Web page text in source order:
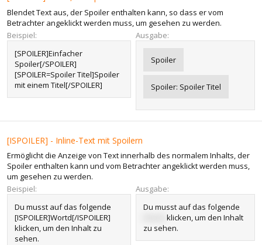
Blendet Text aus, der Spoiler enthalten kann, so dass er vom
Betrachter angeklickt werden muss, um gesehen zu werden.
Beispiel:
[SPOILER]Einfacher
Spoiler[/SPOILER]
[SPOILER=Spoiler Titel]Spoiler
mit einem Titel[/SPOILER]
Ausgabe:
Spoiler
Spoiler: Spoiler Titel
[ISPOILER] - Inline-Text mit Spoilern
Ermöglicht die Anzeige von Text innerhalb des normalem Inhalts, der
Spoiler enthalten kann und vom Betrachter angeklickt werden muss,
um gesehen zu werden.
Beispiel:
Du musst auf das folgende
[ISPOILER]Wortd[/ISPOILER]
klicken, um den Inhalt zu
sehen.
Ausgabe:
Du musst auf das folgende
klicken, um den Inhalt
zu sehen.